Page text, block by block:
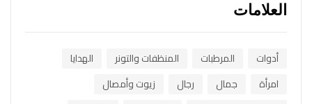
العلامات
أدوات المرطبات المنظفات والتونر
الهدايا
امرأة
جمال رجال
زيوت وأمصال